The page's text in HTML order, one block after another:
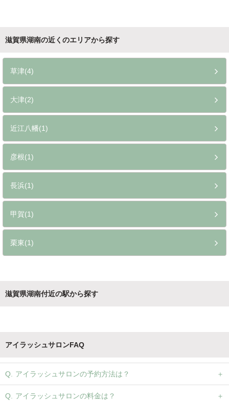
滋賀県湖南の近くのエリアから探す
草津(4)
大津(2)
近江八幡(1)
彦根(1)
長浜(1)
甲賀(1)
栗東(1)
滋賀県湖南付近の駅から探す
アイラッシュサロンFAQ
アイラッシュサロンの予約方法は？
アイラッシュサロンの料金は？